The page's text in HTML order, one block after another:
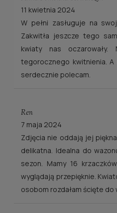
11 kwietnia 2024
W pełni zasługuje na
Zakwitła jeszcze tego
kwiaty nas
tegorocznego kwitnienia.
serdecznie polecam.
Ren
7 maja 2024
Zdjęcia nie oddają jej
delikatna. Idealna do
sezon. Mamy 16
wyglądają przepięknie.
osobom rozdałam ścięte do